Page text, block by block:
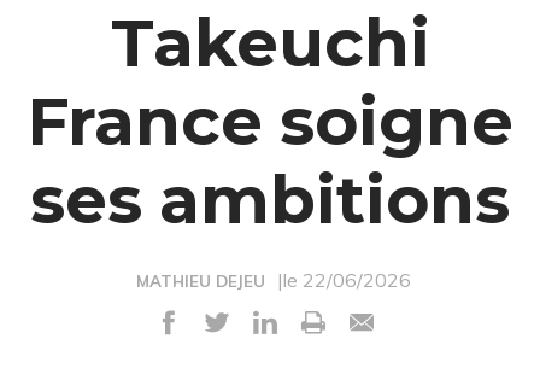
Takeuchi
France soigne
ses ambitions
MATHIEU DEJEU |le 22/06/2026